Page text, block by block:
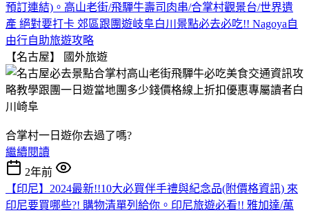
預訂連結)。高山老街/飛驒牛壽司肉串/合掌村觀景台/世界遺
產 絕對要打卡 郊區跟團遊岐阜白川景點必去必吃!! Nagoya自
由行自助旅遊攻略
【名古屋】
國外旅遊
合掌村一日遊你去過了嗎?
繼續閱讀
2年前
【印尼】2024最新!!10大必買伴手禮與紀念品(附價格資訊) 來
印尼要買哪些?! 購物清單列給你。印尼旅遊必看!! 雅加達/萬